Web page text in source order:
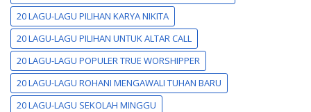
20 LAGU-LAGU PILIHAN KARYA NIKITA
20 LAGU-LAGU PILIHAN UNTUK ALTAR CALL
20 LAGU-LAGU POPULER TRUE WORSHIPPER
20 LAGU-LAGU ROHANI MENGAWALI TUHAN BARU
20 LAGU-LAGU SEKOLAH MINGGU